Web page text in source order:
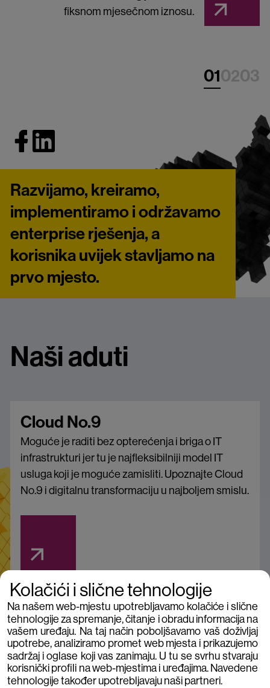
fiksnom mjesečnom iznosu.
vam 'uzmu mjeru'.
010203
Razvijamo, kreiramo,
implementiramo i održavamo
enterprise rješenja, a
korisnika uvijek stavljamo na
prvo mjesto.
Naši aduti
Cloud No.9
Moguće je raditi bez opterećenja i briga o IT
infrastrukturi jer tu je najfleksibilniji model IT
usluga koji je moguće zamisliti. Upoznajte Cloud
No.9 i digitalnu transformaciju u najboljem smislu.
30SEC
Vrijeme je za novi i proaktivniji pristup
kibernetičkoj sigurnosti. Vrijeme je za sigurnosno
operativni centar.
Kolačići i slične tehnologije
Na našem web-mjestu upotrebljavamo kolačiće i slične
tehnologije za spremanje, čitanje i obradu informacija na
vašem uređaju. Na taj način poboljšavamo vaš doživljaj
upotrebe, analiziramo promet web mjesta i prikazujemo
sadržaj i oglase koji vas zanimaju. U tu se svrhu stvaraju
korisnički profili na web-mjestima i uređajima. Navedene
tehnologije također upotrebljavaju naši partneri.